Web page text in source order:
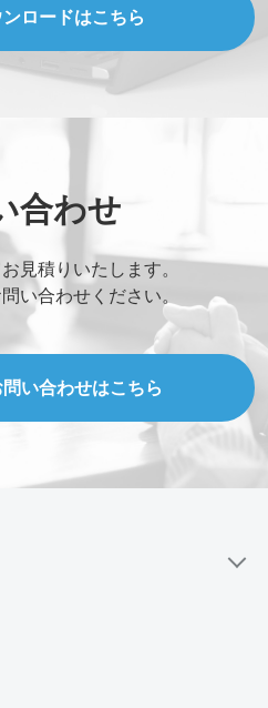
ロードはこちら
合わせ
見積りいたします。
い合わせください。
い合わせはこちら